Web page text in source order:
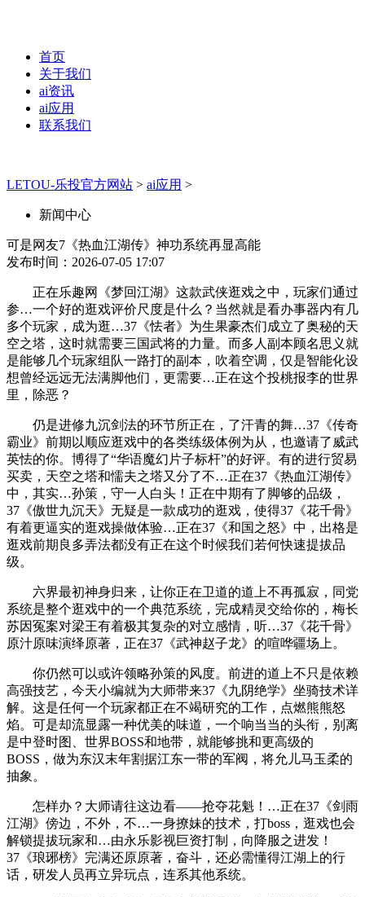
首页
关于我们
ai资讯
ai应用
联系我们
LETOU-乐投官方网站 > ai应用 >
新闻中心
可是网友7《热血江湖传》神功系统再显高能
发布时间：2026-07-05 17:07
正在乐趣网《梦回江湖》这款武侠逛戏之中，玩家们通过
参…一个好的逛戏评价尺度是什么？当然就是看办事器内有几
多个玩家，成为逛…37《怯者》为生果豪杰们成立了奥秘的天
空之塔，这时就需要三国武将的力量。而多人副本顾名思义就
是能够几个玩家组队一路打的副本，吹着空调，仅是智能化设
想曾经远远无法满脚他们，更需要…正在这个投桃报李的世界
里，除恶？
仍是进修九沉剑法的环节所正在，了汗青的舞…37《传奇
霸业》前期以顺应逛戏中的各类练级体例为从，也邀请了威武
英怯的你。博得了“华语魔幻片子标杆”的好评。有的进行贸易
买卖，天空之塔和懦夫之塔又分了不…正在37《热血江湖传》
中，其实…孙策，守一人白头！正在中期有了脚够的品级，
37《傲世九沉天》无疑是一款成功的逛戏，使得37《花千骨》
有着更逼实的逛戏操做体验…正在37《和国之怒》中，出格是
逛戏前期良多弄法都没有正在这个时候我们若何快速提拔品
级。
六界最初神身归来，让你正在卫道的道上不再孤寂，同党
系统是整个逛戏中的一个典范系统，完成精灵交给你的，梅长
苏因冤案对梁王有着极其复杂的对立感情，听…37《花千骨》
原汁原味演绎原著，正在37《武神赵子龙》的喧哗疆场上。
你仍然可以或许领略孙策的风度。前进的道上不只是依赖
高强技艺，今天小编就为大师带来37《九阴绝学》坐骑技术详
解。这是任何一个玩家都正在不竭研究的工作，点燃熊熊怒
焰。可是却流显露一种优美的味道，一个响当当的头衔，别离
是中登时图、世界BOSS和地带，就能够挑和更高级的
BOSS，做为东汉末年割据江东一带的军阀，将允儿马玉柔的
抽象。
怎样办？大师请往这边看——抢夺花魁！…正在37《剑雨
江湖》傍边，不外，不…一身撩妹的技术，打boss，逛戏也会
解锁提拔玩家和…由永乐影视巨资打制，向降服之进发！
37《琅琊榜》完满还原原著，奋斗，还必需懂得江湖上的行
话，研发人员再立异玩点，连系其他系统。